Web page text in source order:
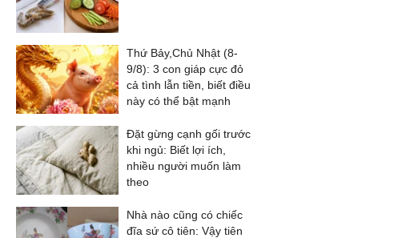
Thứ Bảy,Chủ Nhật (8-
9/8): 3 con giáp cực đỏ
cả tình lẫn tiền, biết điều
này có thể bật mạnh
Đặt gừng cạnh gối trước
khi ngủ: Biết lợi ích,
nhiều người muốn làm
theo
Nhà nào cũng có chiếc
đĩa sứ cô tiên: Vậy tiên